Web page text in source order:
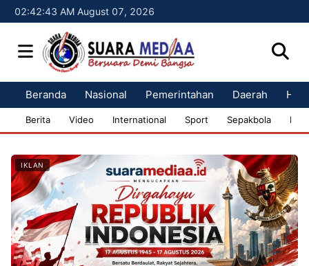
02:42:44 AM August 07, 2026
Beranda Nasional Pemerintahan Daerah
Berita Video International Sport Sepakbola
IKLAN